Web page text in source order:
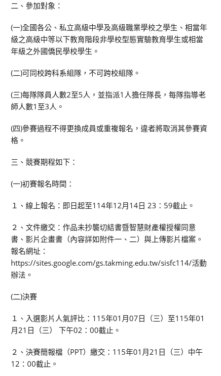
二、參加對象：
(一)全國各公、私立高級中學及高級職業學校之學生、相當年
級之高級中等以下教育階段非學校型態實驗教育學生或相當
年級之外國僑民學校學生。
(二)可同校跨科系組隊，不可跨校組隊。
(三)每隊隊員人數2至5人，並指派1人擔任隊長，每隊指導老
師人數1至3人。
(四)參賽過程不得更換成員或重複報名，違者將取消其參賽資
格。
三、競賽期程如下：
(一)初賽報名時間：
１、線上報名：即日起至114年12月14日 23：59截止。
２、文件繳交：作品未抄襲切結書暨智慧財產權授權同意
書、影片企畫書（內容詳如附件一、二）與上傳影片檔案。
報名網址：
https://sites.google.com/gs.takming.edu.tw/sisfc114/活動
辦法。
(二)決賽
１、入選影片人氣評比：115年01月07日（三）至115年01
月21日（三） 下午02：00截止。
２、決賽簡報檔（PPT）繳交：115年01月21日（三）中午
12：00截止。